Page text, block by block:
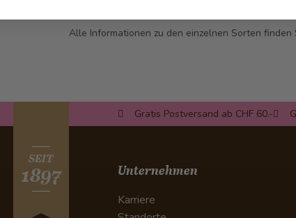
Alle Informationen zu den einzelnen Sorten finden
Gratis Postversand ab CHF 60.-
SEIT
1897
Unternehmen
Karriere